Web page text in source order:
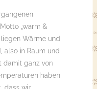
„warm &
Wärme und
also in Raum und
damit ganz von
haben